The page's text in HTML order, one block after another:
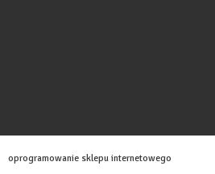
oprogramowanie sklepu internetowego